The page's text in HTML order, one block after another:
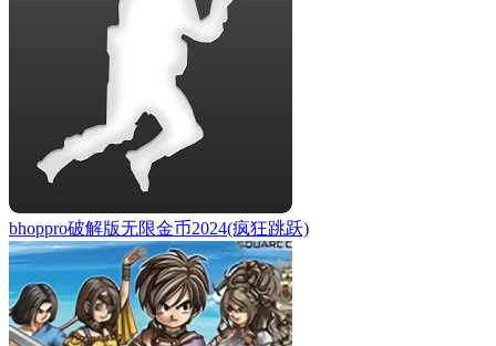
bhoppro破解版无限金币2024(疯狂跳跃)